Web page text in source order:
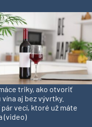
triky, ako otvoriť
aj bez vývrtky.
pár vecí, ktoré už máte
(video)